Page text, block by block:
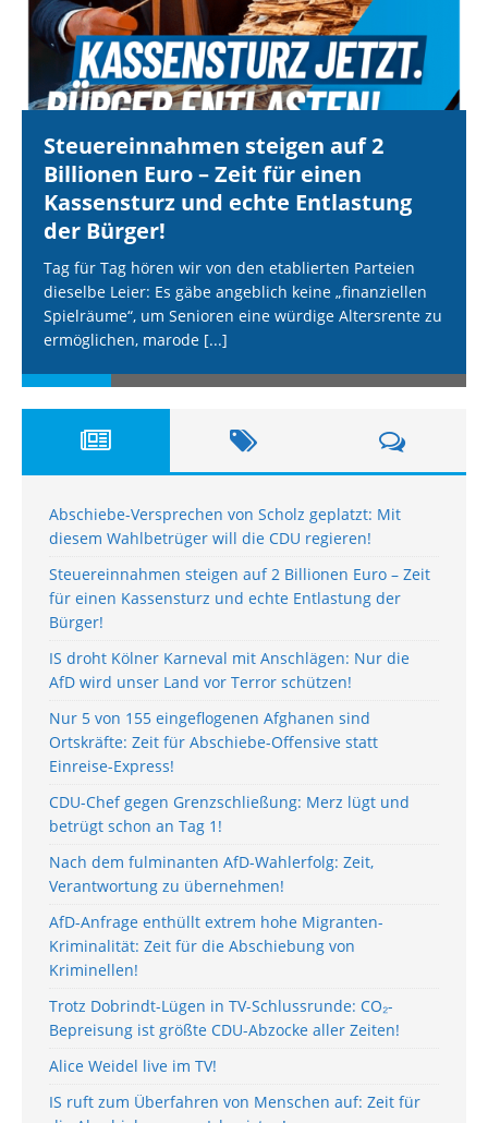
Steuereinnahmen steigen auf 2
Billionen Euro – Zeit für einen
Kassensturz und echte Entlastung
der Bürger!
Tag für Tag hören wir von den etablierten Parteien
dieselbe Leier: Es gäbe angeblich keine „finanziellen
Spielräume“, um Senioren eine würdige Altersrente zu
ermöglichen, marode [...]
Abschiebe-Versprechen von Scholz geplatzt: Mit
diesem Wahlbetrüger will die CDU regieren!
Steuereinnahmen steigen auf 2 Billionen Euro – Zeit
für einen Kassensturz und echte Entlastung der
Bürger!
IS droht Kölner Karneval mit Anschlägen: Nur die
AfD wird unser Land vor Terror schützen!
Nur 5 von 155 eingeflogenen Afghanen sind
Ortskräfte: Zeit für Abschiebe-Offensive statt
Einreise-Express!
CDU-Chef gegen Grenzschließung: Merz lügt und
betrügt schon an Tag 1!
Nach dem fulminanten AfD-Wahlerfolg: Zeit,
Verantwortung zu übernehmen!
AfD-Anfrage enthüllt extrem hohe Migranten-
Kriminalität: Zeit für die Abschiebung von
Kriminellen!
Trotz Dobrindt-Lügen in TV-Schlussrunde: CO₂-
Bepreisung ist größte CDU-Abzocke aller Zeiten!
Alice Weidel live im TV!
IS ruft zum Überfahren von Menschen auf: Zeit für